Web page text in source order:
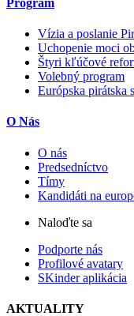
Vízia a poslanie
Uchopenie moci
Štyri kľúčové
Volebný program
Európska pirátska
O Nás
O nás
Predsedníctvo
Tímy
Kandidáti na
Naloďte sa
Podporte nás
Profilové avatary
SKinder aplikácia
AKTUALITY